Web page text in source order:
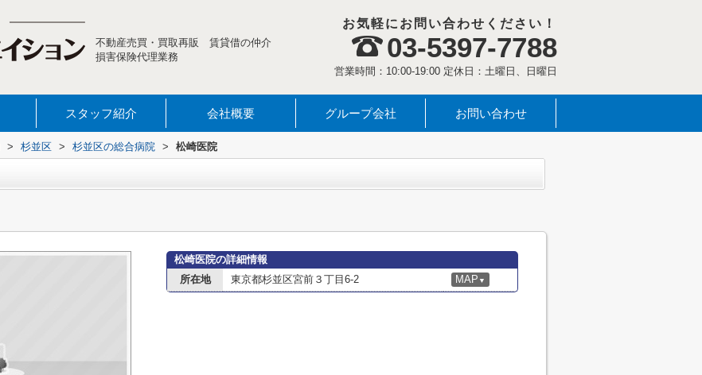
不動産売買・買取再販 賃貸借の仲介
損害保険代理業務
お気軽にお問い合わせください！
03-5397-7788
営業時間：10:00-19:00 定休日：土曜日、日曜日
スタッフ紹介 会社概要 グループ会社 お問い合わせ
> 杉並区 > 杉並区の総合病院 > 松崎医院
松崎医院の詳細情報
所在地
東京都杉並区宮前３丁目6-2 MAP ▼